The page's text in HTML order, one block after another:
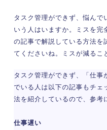
タスク管理ができず、悩んで
いう人はいますか。ミスを完
の記事で解説している方法を
てくださいね。ミスが減るこ
タスク管理ができず、「仕事
でいる人は以下の記事もチェ
法を紹介しているので、参考
仕事遅い